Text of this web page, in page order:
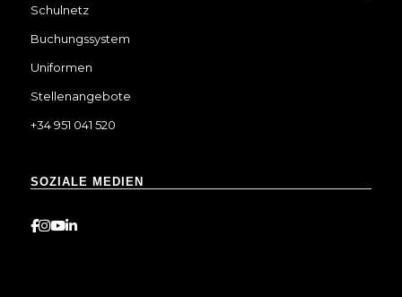
Schulnetz
Buchungssystem
Uniformen
Stellenangebote
+34 951 041 520
SOZIALE MEDIEN